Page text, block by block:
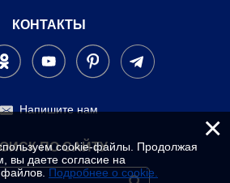
КОНТАКТЫ
Напишите нам
ПО САЙТУ
×
cookie-файлы. Продолжая
вы даете согласие на
Подробнее о cookie.